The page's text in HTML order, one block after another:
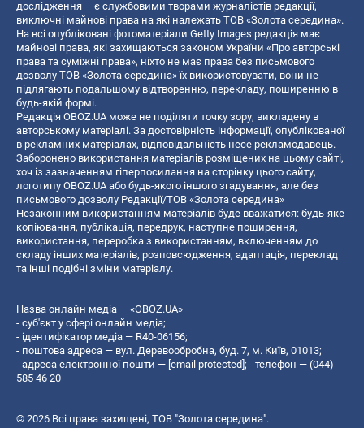
дослідження – є службовими творами журналістів редакції,
виключні майнові права на які належать ТОВ «Золота середина».
На всі опубліковані фотоматеріали Getty Images редакція має
майнові права, які захищаються законом України «Про авторські
права та суміжні права», ніхто не має права без письмового
дозволу ТОВ «Золота середина» їх використовувати, вони не
підлягають подальшому відтворенню, перекладу, поширенню в
будь-якій формі.
Редакція OBOZ.UA може не поділяти точку зору, викладену в
авторському матеріалі. За достовірність інформації, опублікованої
в рекламних матеріалах, відповідальність несе рекламодавець.
Заборонено використання матеріалів розміщених на цьому сайті,
хоч із зазначенням гіперпосилання на сторінку цього сайту,
логотипу OBOZ.UA або будь-якого іншого згадування, але без
письмового дозволу Редакції/ТОВ «Золота середина»
Незаконним використанням матеріалів буде вважатися: будь-яке
копiювання, публiкацiя, передрук, наступне поширення,
використання, переробка з використанням, включенням до
складу інших матеріалів, розповсюдження, адаптація, переклад
та інші подібні зміни матеріалу.
Назва онлайн медіа — «OBOZ.UA»
- суб'єкт у сфері онлайн медіа;
- ідентифікатор медіа — R40-06156;
- поштова адреса — вул. Деревообробна, буд. 7, м. Київ, 01013;
- адреса електронної пошти — [email protected]; - телефон — (044)
585 46 20
© 2026 Всі права захищені, ТОВ "Золота середина".